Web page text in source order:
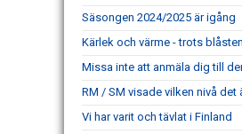
Säsongen 2024/2025 är igång
Kärlek och värme - trots
Missa inte att anmäla dig till
RM / SM visade vilken nivå
Vi har varit och tävlat i Finland